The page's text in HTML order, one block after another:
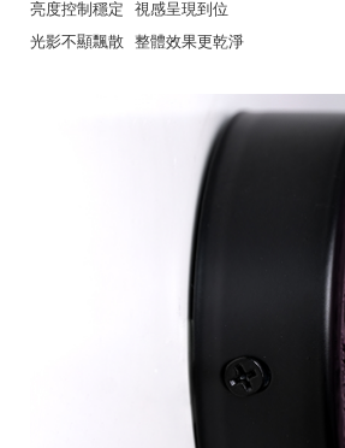
亮度控制穩定 視感呈現到位
光影不顯飄散 整體效果更乾淨